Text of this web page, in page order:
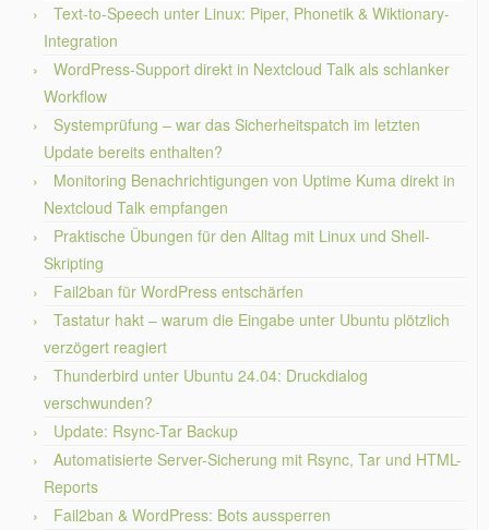
Text-to-Speech unter Linux: Piper, Phonetik & Wiktionary-
Integration
WordPress-Support direkt in Nextcloud Talk als schlanker
Workflow
Systemprüfung – war das Sicherheitspatch im letzten
Update bereits enthalten?
Monitoring Benachrichtigungen von Uptime Kuma direkt in
Nextcloud Talk empfangen
Praktische Übungen für den Alltag mit Linux und Shell-
Skripting
Fail2ban für WordPress entschärfen
Tastatur hakt – warum die Eingabe unter Ubuntu plötzlich
verzögert reagiert
Thunderbird unter Ubuntu 24.04: Druckdialog
verschwunden?
Update: Rsync-Tar Backup
Automatisierte Server-Sicherung mit Rsync, Tar und HTML-
Reports
Fail2ban & WordPress: Bots aussperren